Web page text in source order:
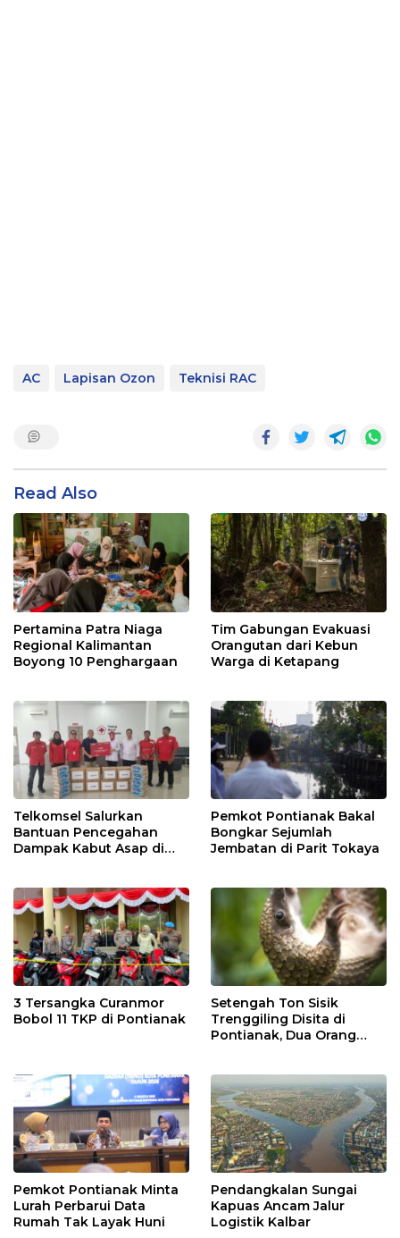
AC Lapisan Ozon Teknisi RAC
Read Also
Pertamina Patra Niaga
Regional Kalimantan
Boyong 10 Penghargaan
Tim Gabungan Evakuasi
Orangutan dari Kebun
Warga di Ketapang
Telkomsel Salurkan
Bantuan Pencegahan
Dampak Kabut Asap di
Pemkot Pontianak Bakal
Bongkar Sejumlah
Jembatan di Parit Tokaya
3 Tersangka Curanmor
Bobol 11 TKP di Pontianak
Setengah Ton Sisik
Trenggiling Disita di
Pontianak, Dua Orang
Pemkot Pontianak Minta
Lurah Perbarui Data
Rumah Tak Layak Huni
Pendangkalan Sungai
Kapuas Ancam Jalur
Logistik Kalbar